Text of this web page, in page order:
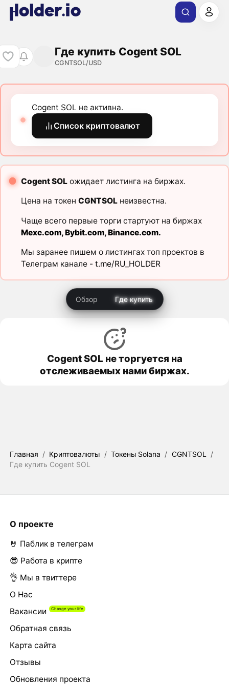
Где купить Cogent SOL
CGNTSOL/USD
Cogent SOL не активна.
Список криптовалют
Cogent SOLожидает листинга на биржах.
Цена на токен CGNTSOLнеизвестна.
Чаще всего первые торги стартуют на биржах
Mexc.com,Bybit.com,Binance.com.
Мы заранее пишем о листингах топ проектов в
Телеграм канале - t.me/RU_HOLDER
Обзор Где купить
Cogent SOL не торгуется на
отслеживаемых нами биржах.
Главная / Криптовалюты / Токены Solana / CGNTSOL
/
Где купить Cogent SOL
О проекте
🤘 Паблик в телеграм
😎 Работа в крипте
👌 Мы в твиттере
О Нас
Вакансии
Обратная связь
Карта сайта
Отзывы
Обновления проекта